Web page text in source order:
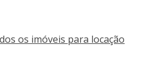
os imóveis para locação